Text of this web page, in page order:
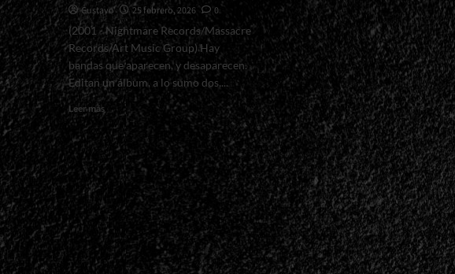
Gustavo 25 febrero, 2026
0
(2001 - Nightmare Records/Massacre
Records/Art Music Group) Hay
bandas que aparecen, y desaparecen.
Editan un álbum, a lo sumo dos,...
Leer más Read
more
about
<small>Antithesis:
Dying
For
Life<span>
</span>
</small>
<div>Morir